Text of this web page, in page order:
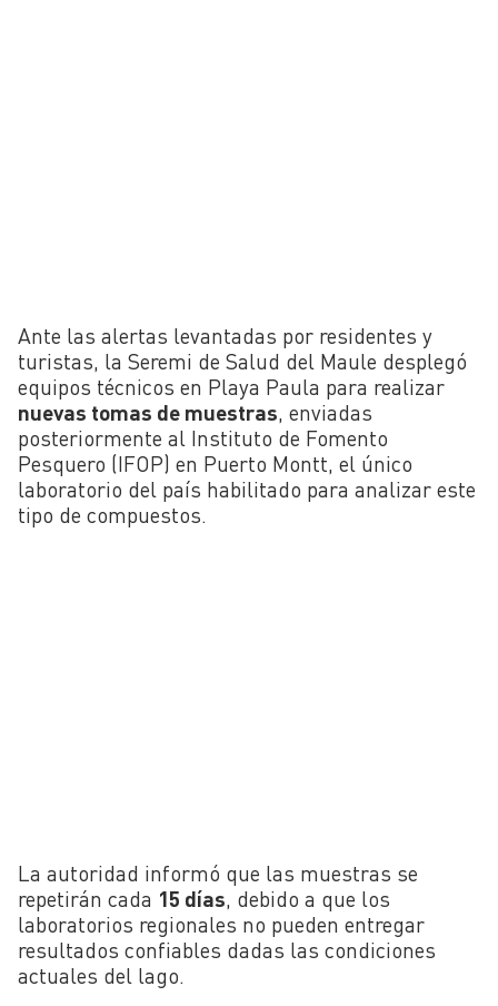
Ante las alertas levantadas por residentes y
turistas, la Seremi de Salud del Maule desplegó
equipos técnicos en Playa Paula para realizar
nuevas tomas de muestras, enviadas
posteriormente al Instituto de Fomento
Pesquero (IFOP) en Puerto Montt, el único
laboratorio del país habilitado para analizar este
tipo de compuestos.
La autoridad informó que las muestras se
repetirán cada 15 días, debido a que los
laboratorios regionales no pueden entregar
resultados confiables dadas las condiciones
actuales del lago.